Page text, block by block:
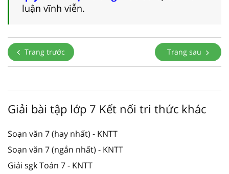
luận vĩnh viễn.
Trang trước Trang sau
Giải bài tập lớp 7 Kết nối tri thức khác
Soạn văn 7 (hay nhất) - KNTT
Soạn văn 7 (ngắn nhất) - KNTT
Giải sgk Toán 7 - KNTT